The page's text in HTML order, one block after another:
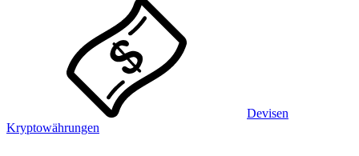
Devisen
Kryptowährungen